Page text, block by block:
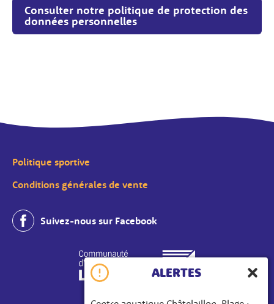
ALERTES
Consulter notre politique de protection des
données personnelles
Politique sportive
Conditions générales de vente
Suivez-nous sur Facebook